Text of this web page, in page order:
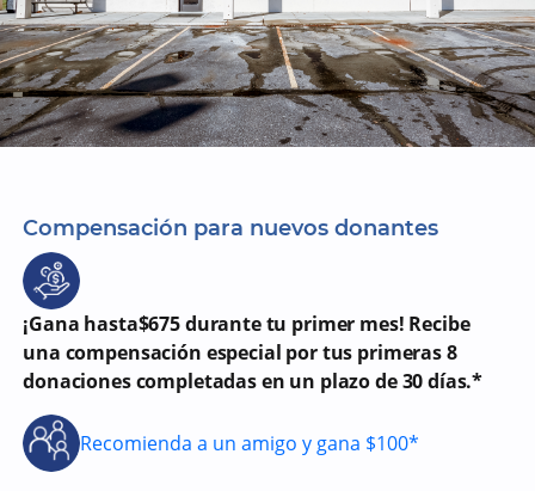
Compensación para nuevos donantes
¡Gana hasta$675 durante tu primer mes! Recibe
una compensación especial por tus primeras 8
donaciones completadas en un plazo de 30 días.*
Recomienda a un amigo y gana $100*